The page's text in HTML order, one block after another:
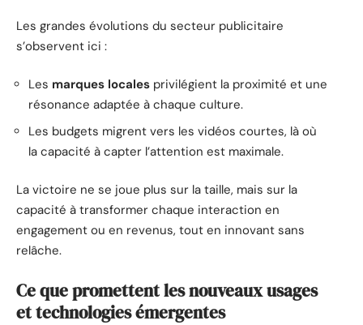
Les grandes évolutions du secteur publicitaire
s’observent ici :
Les marques locales privilégient la proximité et une
résonance adaptée à chaque culture.
Les budgets migrent vers les vidéos courtes, là où
la capacité à capter l’attention est maximale.
La victoire ne se joue plus sur la taille, mais sur la
capacité à transformer chaque interaction en
engagement ou en revenus, tout en innovant sans
relâche.
Ce que promettent les nouveaux usages
et technologies émergentes